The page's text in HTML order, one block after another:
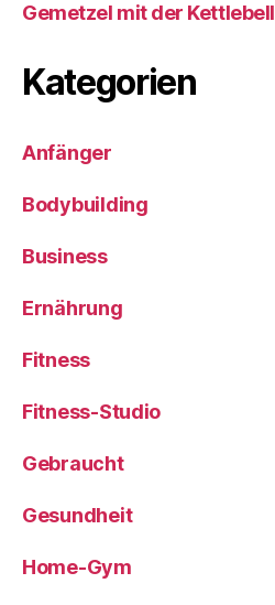
Gemetzel mit der Kettlebell
Kategorien
Anfänger
Bodybuilding
Business
Ernährung
Fitness
Fitness-Studio
Gebraucht
Gesundheit
Home-Gym